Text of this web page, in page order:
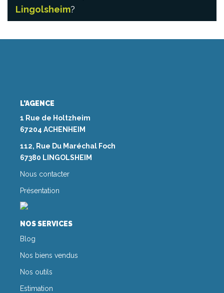
Lingolsheim?
L'AGENCE
1 Rue de Holtzheim
67204 ACHENHEIM
112, Rue Du Maréchal Foch
67380 LINGOLSHEIM
Nous contacter
Présentation
NOS SERVICES
Blog
Nos biens vendus
Nos outils
Estimation